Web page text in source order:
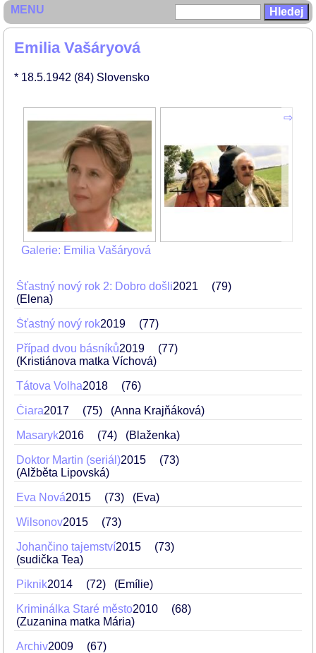
Emilia Vašáryová
* 18.5.1942 (84) Slovensko
Galerie: Emilia Vašáryová
Šťastný nový rok 2: Dobro došli2021
79
(Elena)
Šťastný nový rok2019 77
Případ dvou básníků2019
77
(Kristiánova matka Víchová)
Tátova Volha2018 76
Čiara2017 75 (Anna Krajňáková)
Masaryk2016 74 (Blaženka)
Doktor Martin (seriál)2015
73
(Alžběta Lipovská)
Eva Nová2015 73 (Eva)
Wilsonov2015 73
Johančino tajemství2015
73
(sudička Tea)
Piknik2014 72 (Emílie)
Kriminálka Staré město2010
68
(Zuzanina matka Mária)
Archiv2009 67
MENU